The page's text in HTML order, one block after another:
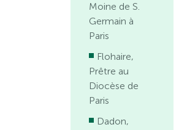
Moine de S.
Germain à
Paris
Flohaire,
Prêtre au
Diocèse de
Paris
Dadon,